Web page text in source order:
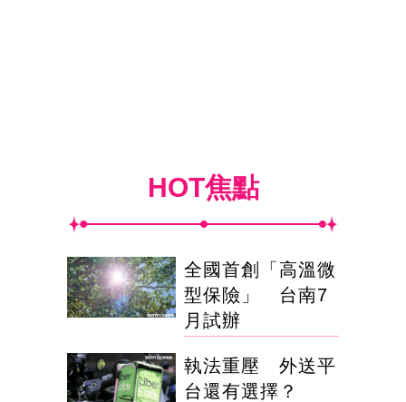
HOT焦點
全國首創「高溫微
型保險」 台南7
月試辦
執法重壓 外送平
台還有選擇？